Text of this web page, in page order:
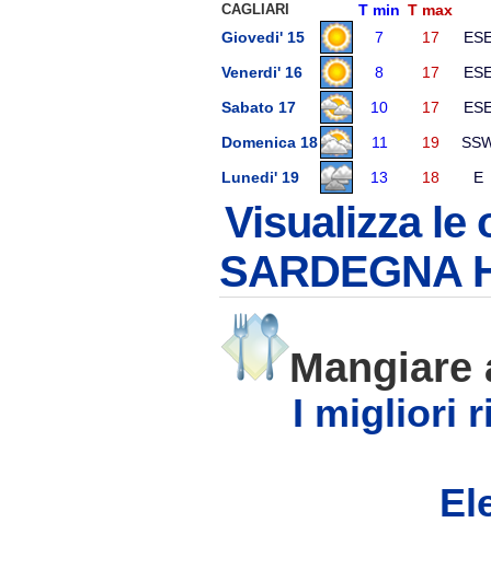
CAGLIARI T min T max
Giovedi' 15
7 17
Venerdi' 16
8 17
Sabato 17
10 17
Domenica 18
11 19
Lunedi' 19
13 18 E
Visualizza le
SARDEGNA
Mangiare
I migliori